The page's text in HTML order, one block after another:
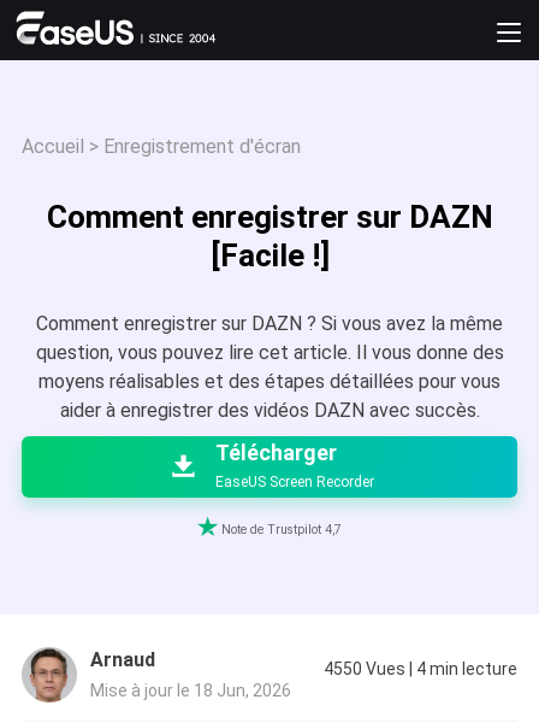
Accueil > Enregistrement d'écran
Comment enregistrer sur DAZN
[Facile !]
Comment enregistrer sur DAZN ? Si vous avez la même
question, vous pouvez lire cet article. Il vous donne des
moyens réalisables et des étapes détaillées pour vous
aider à enregistrer des vidéos DAZN avec succès.


Télécharger
EaseUS Screen Recorder
 Note de Trustpilot 4,7
Arnaud
Mise à jour le 18 Jun, 2026
4550 Vues 4min lecture